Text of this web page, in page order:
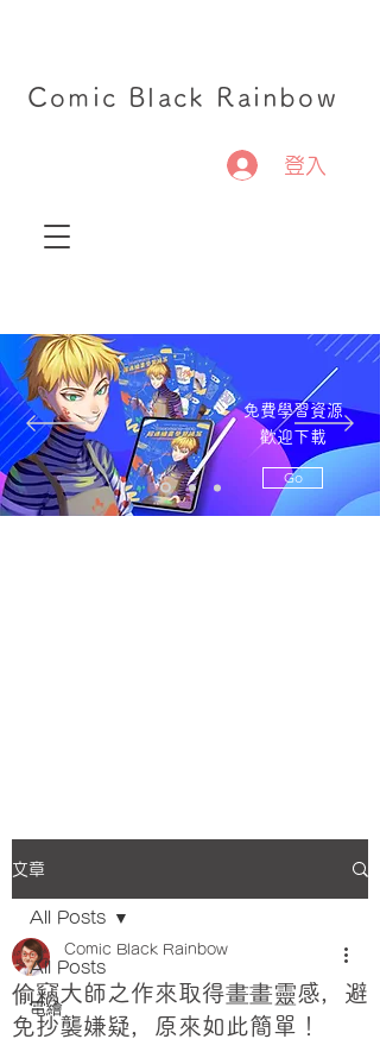
Comic Black Rainbow
登入
免費學習資源
歡迎下載
Go
文章
All Posts
電繪
All Posts
偷竊大師之作來取得畫畫靈感，避
免抄襲嫌疑，原來如此簡單！
Comic Black Rainbow